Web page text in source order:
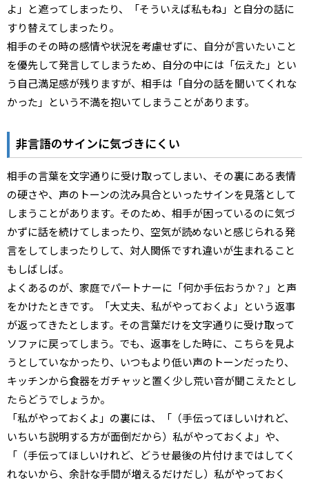
よ」と遮ってしまったり、「そういえば私もね」と自分の話に
すり替えてしまったり。
相手のその時の感情や状況を考慮せずに、自分が言いたいこと
を優先して発言してしまうため、自分の中には「伝えた」とい
う自己満足感が残りますが、相手は「自分の話を聞いてくれな
かった」という不満を抱いてしまうことがあります。
非言語のサインに気づきにくい
相手の言葉を文字通りに受け取ってしまい、その裏にある表情
の硬さや、声のトーンの沈み具合といったサインを見落として
しまうことがあります。そのため、相手が困っているのに気づ
かずに話を続けてしまったり、空気が読めないと感じられる発
言をしてしまったりして、対人関係ですれ違いが生まれること
もしばしば。
よくあるのが、家庭でパートナーに「何か手伝おうか？」と声
をかけたときです。「大丈夫、私がやっておくよ」という返事
が返ってきたとします。その言葉だけを文字通りに受け取って
ソファに戻ってしまう。でも、返事をした時に、こちらを見よ
うとしていなかったり、いつもより低い声のトーンだったり、
キッチンから食器をガチャッと置く少し荒い音が聞こえたとし
たらどうでしょうか。
「私がやっておくよ」の裏には、「（手伝ってほしいけれど、
いちいち説明する方が面倒だから）私がやっておくよ」や、
「（手伝ってほしいけれど、どうせ最後の片付けまではしてく
れないから、余計な手間が増えるだけだし）私がやっておく